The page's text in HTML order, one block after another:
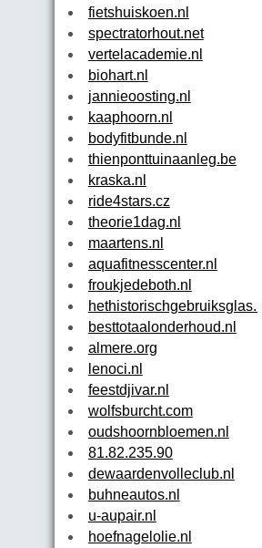
fietshuiskoen.nl
spectratorhout.net
vertelacademie.nl
biohart.nl
jannieoosting.nl
kaaphoorn.nl
bodyfitbunde.nl
thienponttuinaanleg.be
kraska.nl
ride4stars.cz
theorie1dag.nl
maartens.nl
aquafitnesscenter.nl
froukjedeboth.nl
hethistorischgebruiksglas.nl
besttotaalonderhoud.nl
almere.org
lenoci.nl
feestdjivar.nl
wolfsburcht.com
oudshoornbloemen.nl
81.82.235.90
dewaardenvolleclub.nl
buhneautos.nl
u-aupair.nl
hoefnagelolie.nl